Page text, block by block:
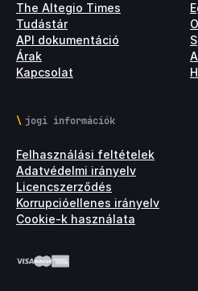
The Altegio Times
Tudástár
API dokumentáció
Árak
Kapcsolat
jogi információk
Felhasználási feltételek
Adatvédelmi irányelv
Licencszerződés
Korrupcióellenes irányelv
Cookie-k használata